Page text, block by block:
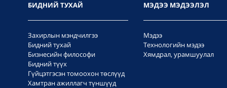
БИДНИЙ ТУХАЙ
Захирлын мэндчилгээ
Бидний тухай
Бизнесийн философи
Бидний түүх
Гүйцэтгэсэн томоохон төслүүд
Хамтран ажиллагч түншүүд
МЭДЭЭ МЭДЭЭЛЭЛ
Мэдээ
Технологийн мэдээ
Хямдрал, урамшуулал